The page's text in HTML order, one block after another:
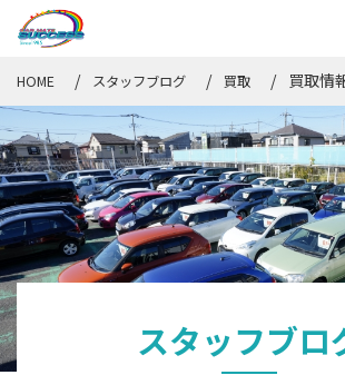
HOME スタッフブログ 買取 買取情
スタッフブロ